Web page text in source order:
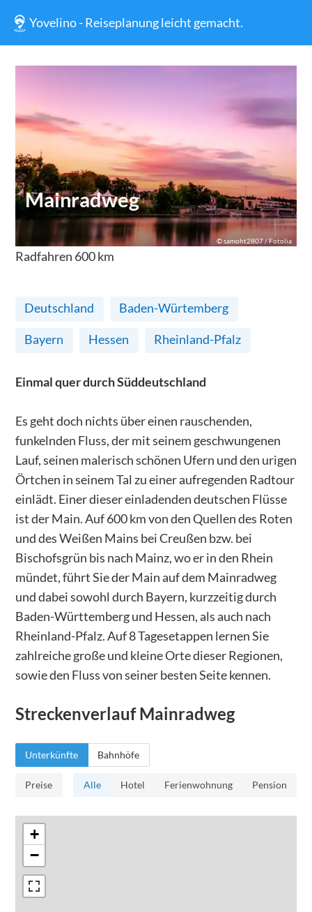
Yovelino - Reiseplanung leicht gemacht.
©samoht2807 / Fotolia
Mainradweg
Radfahren 600km
Deutschland Baden-Würtemberg
Bayern Hessen Rheinland-Pfalz
Einmal quer durch Süddeutschland
Es geht doch nichts über einen rauschenden,
funkelnden Fluss, der mit seinem geschwungenen
Lauf, seinen malerisch schönen Ufern und den urigen
Örtchen in seinem Tal zu einer aufregenden Radtour
einlädt. Einer dieser einladenden deutschen Flüsse
ist der Main. Auf 600 km von den Quellen des Roten
und des Weißen Mains bei Creußen bzw. bei
Bischofsgrün bis nach Mainz, wo er in den Rhein
mündet, führt Sie der Main auf dem Mainradweg
und dabei sowohl durch Bayern, kurzzeitig durch
Baden-Württemberg und Hessen, als auch nach
Rheinland-Pfalz. Auf 8 Tagesetappen lernen Sie
zahlreiche große und kleine Orte dieser Regionen,
sowie den Fluss von seiner besten Seite kennen.
StreckenverlaufMainradweg
Unterkünfte Bahnhöfe
Preise Alle Hotel Ferienwohnung Pension
+
−